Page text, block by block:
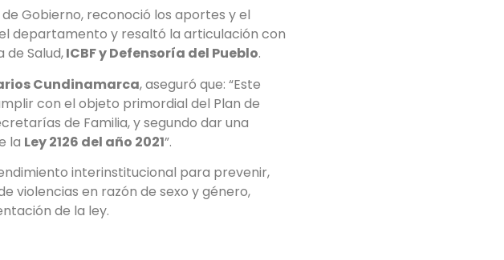
Gobierno, reconoció los aportes y el
departamento y resaltó la articulación con
de Salud,ICBF y Defensoría del Pueblo.
Cundinamarca, aseguró que: “Este
con el objeto primordial del Plan de
de Familia, y segundo dar una
la Ley 2126 del año 2021”.
interinstitucional para prevenir,
violencias en razón de sexo y género,
de la ley.